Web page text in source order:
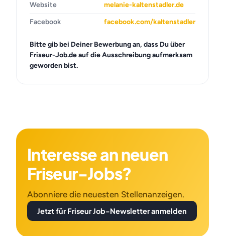
Website
melanie-kaltenstadler.de
Facebook
facebook.com/kaltenstadler
Bitte gib bei Deiner Bewerbung an, dass Du über
Friseur-Job.de auf die Ausschreibung aufmerksam
geworden bist.
Interesse an neuen
Friseur-Jobs?
Abonniere die neuesten Stellenanzeigen.
Jetzt für Friseur Job-Newsletter anmelden